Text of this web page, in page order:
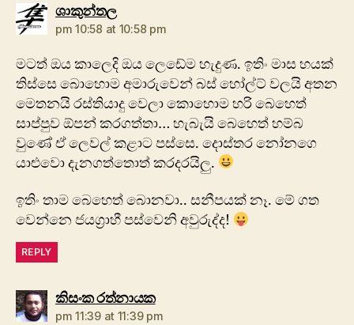
ශාකුන්තලsays:
pm 10:58 at 10:58 pm
මටත් ඔය කාලෙදි ඔය ලෙඩේම හැදුණ. ඉතිං මාස හයක්
තිස්සෙ බොහොම අමාරුවෙන් බස් හෝල්ට් වලයි අතන
මෙතනයි රස්තියාදු වෙලා කොහොම හරි බෙහෙත්
සාප්පුව ඕපන් කරගත්තා… හැබැයි බෙහෙත් හම්බ
වු‍ණේ ඒ ලෙවල් කළාට පස්සෙ. දොස්තර නෝනගෙ
යාළු‍වො දැනගත්තොත් කරදරයිලු.
‍ඉතිං තාම බෙහෙත් බොනවා.. සනීපයක් නෑ. මේ ගත
වෙන්නෙ ජයග්‍රාහී පස්වෙනි අවුරුද්ද!
REPLY
කිසංක රත්නායකsays:
pm 11:39 at 11:39 pm